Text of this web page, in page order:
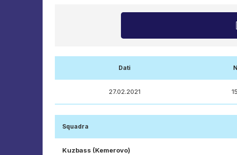
Dati
27.02.2021
Squadra
Kuzbass (Kemerovo)